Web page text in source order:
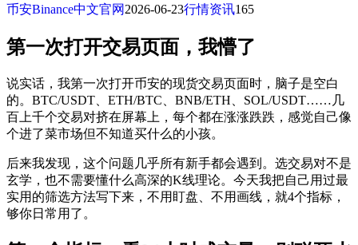
币安Binance中文官网 2026-06-23行情资讯165
第一次打开交易页面，我懵了
说实话，我第一次打开币安的现货交易页面时，脑子是空白
的。BTC/USDT、ETH/BTC、BNB/ETH、SOL/USDT……几
百上千个交易对挤在屏幕上，每个都在涨涨跌跌，感觉自己像
个进了菜市场但不知道买什么的小孩。
后来我发现，这个问题几乎所有新手都会遇到。选交易对不是
玄学，也不需要懂什么高深的K线理论。今天我把自己用过最
实用的筛选方法写下来，不用盯盘、不用画线，就4个指标，
够你日常用了。